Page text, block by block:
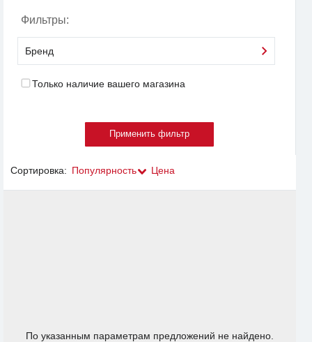
Фильтры:
Бренд
Только наличие вашего магазина
Сортировка: Популярность Цена
По указанным параметрам предложений не найдено.